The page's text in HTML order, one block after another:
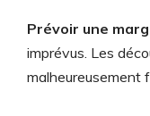
Prévoir une
imprévus. Les
malheureusement